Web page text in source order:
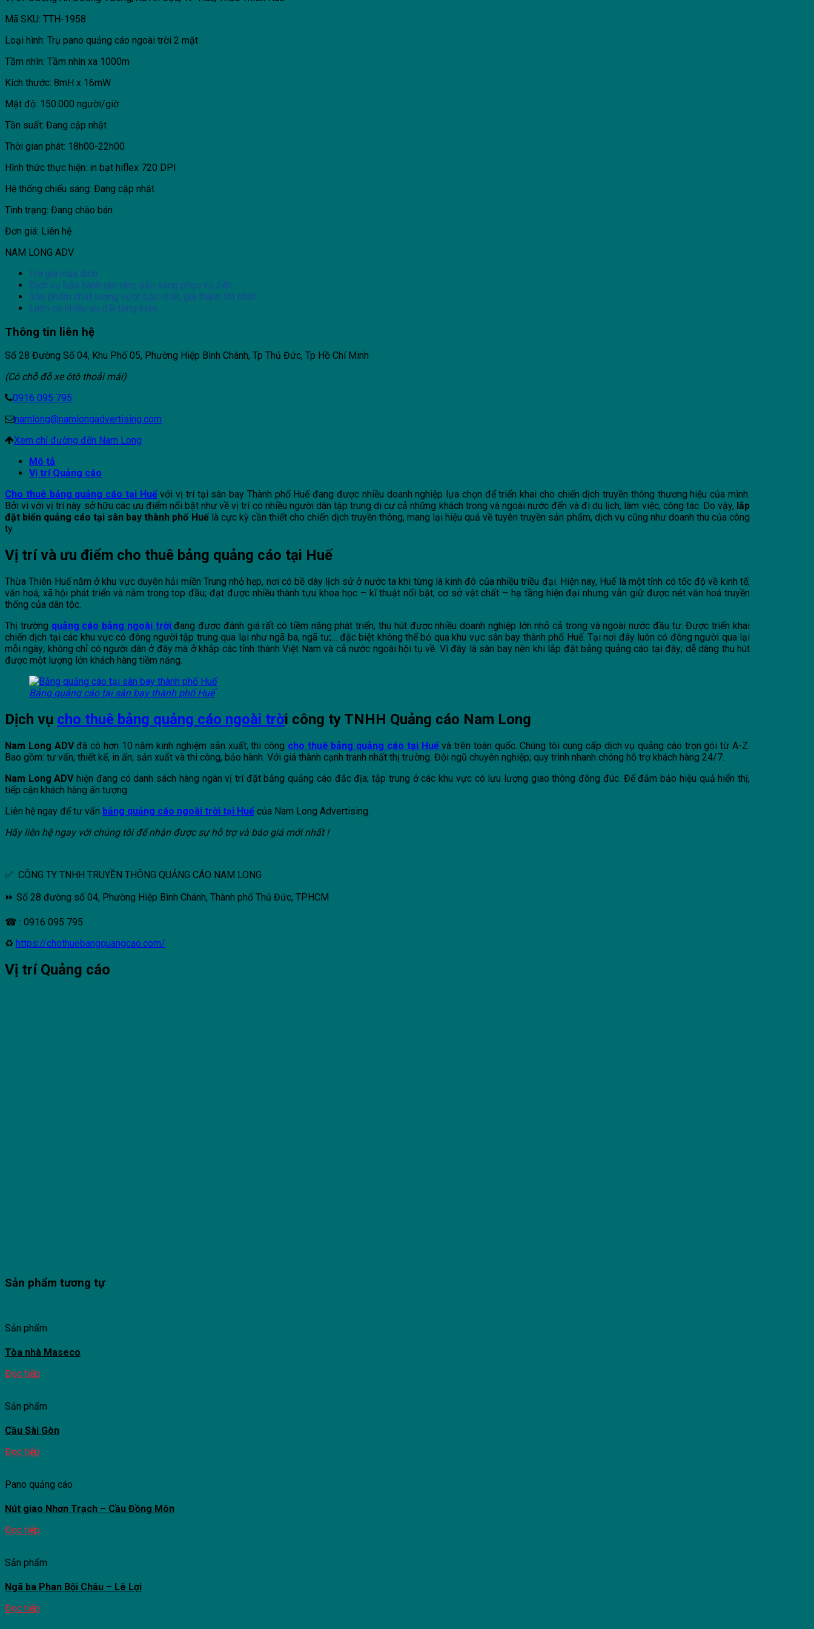
Mã SKU: TTH-1958
Loại hình: Trụ pano quảng cáo ngoài trời 2 mặt
Tầm nhìn: Tầm nhìn xa 1000m
Kích thước: 8mH x 16mW
Mật độ: 150.000 người/giờ
Tần suất: Đang cập nhật
Thời gian phát: 18h00-22h00
Hình thức thực hiện: in bạt hiflex 720 DPI
Hệ thống chiếu sáng: Đang cập nhật
Tình trạng: Đang chào bán
Đơn giá: Liên hệ
NAM LONG ADV
Trợ giá mùa dịch
Dịch vụ bảo hành tận tâm, sẵn sàng phục vụ 24h
Sản phẩm chất lượng vượt bậc nhất, giá thành tốt nhất
Luôn có nhiều ưu đãi tặng kèm
Thông tin liên hệ
Số 28 Đường Số 04, Khu Phố 05, Phường Hiệp Bình Chánh, Tp Thủ Đức, Tp Hồ Chí Minh
(Có chỗ đỗ xe ôtô thoải mái)
0916 095 795
namlong@namlongadvertising.com
Xem chỉ đường đến Nam Long
Mô tả
Vị trí Quảng cáo
Cho thuê bảng quảng cáo tại Huếvới vị trí tại sân bay Thành phố Huế đang được nhiều doanh nghiệp lựa chọn để triển khai cho chiến dịch truyền thông thương hiệu của mình.
Bởi vì với vị trí này sở hữu các ưu điểm nổi bật như về vị trí có nhiều người dân tập trung di cư cả những khách trong và ngoài nước đến và đi du lịch, làm việc, công tác. Do vậy, lắp
đặt biển quảng cáo tại sân bay thành phố Huếlà cực kỳ cần thiết cho chiến dịch truyền thông, mang lại hiệu quả về tuyên truyền sản phẩm, dịch vụ cũng như doanh thu của công
ty.
Vị trí và ưu điểm cho thuê bảng quảng cáo tại Huế
Thừa Thiên Huế nằm ở khu vực duyên hải miền Trung nhỏ hẹp, nơi có bề dày lịch sử ở nước ta khi từng là kinh đô của nhiều triều đại. Hiện nay, Huế là một tỉnh có tốc độ về kinh tế;
văn hoá, xã hội phát triển và nằm trong top đầu; đạt được nhiều thành tựu khoa học – kĩ thuật nổi bật; cơ sở vật chất – hạ tầng hiện đại nhưng vẫn giữ được nét văn hoá truyền
thống của dân tộc.
Thị trường quảng cáo bảng ngoài trời đang được đánh giá rất có tiềm năng phát triển; thu hút được nhiều doanh nghiệp lớn nhỏ cả trong và ngoài nước đầu tư. Được triển khai
chiến dịch tại các khu vực có đông người tập trung qua lại như ngã ba, ngã tư;… đặc biệt không thể bỏ qua khu vực sân bay thành phố Huế. Tại nơi đây luôn có đông người qua lại
mỗi ngày; không chỉ có người dân ở đây mà ở khắp các tỉnh thành Việt Nam và cả nước ngoài hội tụ về. Vì đây là sân bay nên khi lắp đặt bảng quảng cáo tại đây; dễ dàng thu hút
được một lượng lớn khách hàng tiềm năng.
Bảng quảng cáo tại sân bay thành phố Huế
Dịch vụ cho thuê bảng quảng cáo ngoài trời công ty TNHH Quảng cáo Nam Long
Nam Long ADVđã có hơn 10 năm kinh nghiệm sản xuất; thi công cho thuê bảng quảng cáo tại Huếvà trên toàn quốc. Chúng tôi cung cấp dịch vụ quảng cáo trọn gói từ A-Z.
Bao gồm: tư vấn, thiết kế, in ấn; sản xuất và thi công, bảo hành. Với giá thành cạnh tranh nhất thị trường. Đội ngũ chuyên nghiệp; quy trình nhanh chóng hỗ trợ khách hàng 24/7.
Nam Long ADVhiện đang có danh sách hàng ngàn vị trí đặt bảng quảng cáo đắc địa; tập trung ở các khu vực có lưu lượng giao thông đông đúc. Để đảm bảo hiệu quả hiển thị,
tiếp cận khách hàng ấn tượng.
Liên hệ ngay để tư vấn bảng quảng cáo ngoài trời tại Huếcủa Nam Long Advertising.
Hãy liên hệ ngay với chúng tôi để nhận được sự hỗ trợ và báo giá mới nhất !
✅ CÔNG TY TNHH TRUYỀN THÔNG QUẢNG CÁO NAM LONG
⏩ Số 28 đường số 04, Phường Hiệp Bình Chánh, Thành phố Thủ Đức, TP.HCM
☎ : 0916 095 795
♻ https://chothuebangquangcao.com/
Vị trí Quảng cáo
Sản phẩm tương tự
Sản phẩm
Tòa nhà Maseco
Đọc tiếp
Sản phẩm
Cầu Sài Gòn
Đọc tiếp
Pano quảng cáo
Nút giao Nhơn Trạch – Cầu Đồng Môn
Đọc tiếp
Sản phẩm
Ngã ba Phan Bội Châu – Lê Lợi
Đọc tiếp